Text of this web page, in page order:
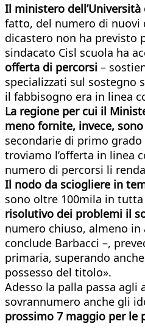
Il ministero dell’Università
fatto, del numero di nuovi
dicastero non ha previsto
sindacato Cisl scuola ha
offerta di percorsi –
specializzati sul sostegno
il fabbisogno era in linea
La regione per cui il
meno fornite, invece,
secondarie di primo
troviamo l’offerta in linea
numero di percorsi li
Il nodo da sciogliere in
sono oltre 100mila in
risolutivo dei problemi il
numero chiuso, almeno in
conclude Barbacci –,
primaria, superando
possesso del titolo».
Adesso la palla passa agli
sovrannumero anche gli
prossimo 7 maggio per le